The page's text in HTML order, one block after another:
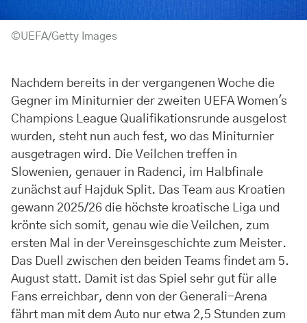
©UEFA/Getty Images
Nachdem bereits in der vergangenen Woche die
Gegner im Miniturnier der zweiten UEFA Women's
Champions League Qualifikationsrunde ausgelost
wurden, steht nun auch fest, wo das Miniturnier
ausgetragen wird. Die Veilchen treffen in
Slowenien, genauer in Radenci, im Halbfinale
zunächst auf Hajduk Split. Das Team aus Kroatien
gewann 2025/26 die höchste kroatische Liga und
krönte sich somit, genau wie die Veilchen, zum
ersten Mal in der Vereinsgeschichte zum Meister.
Das Duell zwischen den beiden Teams findet am 5.
August statt. Damit ist das Spiel sehr gut für alle
Fans erreichbar, denn von der Generali-Arena
fährt man mit dem Auto nur etwa 2,5 Stunden zum